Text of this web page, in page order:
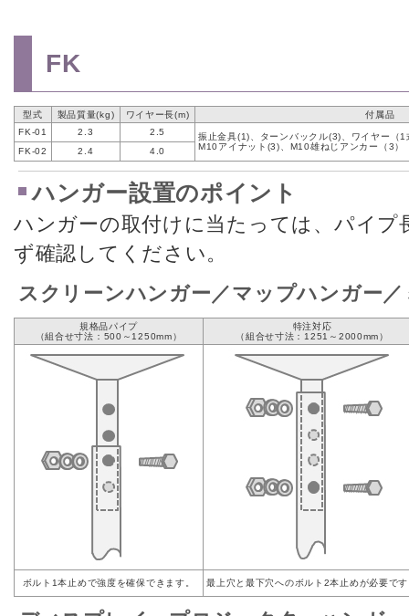
FK
型式 製品質量(kg) ワイヤー長(m)
付属品
FK-01
2.3 2.5
振止金具(1)、ターンバックル(3)、ワイヤー（
M10アイナット(3)、M10雄ねじアンカー（3）
FK-02 2.4 4.0
ハンガー設置のポイント
ハンガーの取付けに当たっては、パイプ
ず確認してください。
スクリーンハンガー／マップハンガー
規格品パイプ
（組合せ寸法：500～1250mm）
特注対応
（組合せ寸法：1251～2000mm）
ボルト1本止めで強度を確保できます。 最上穴と最下穴へのボルト2本止めが必要で